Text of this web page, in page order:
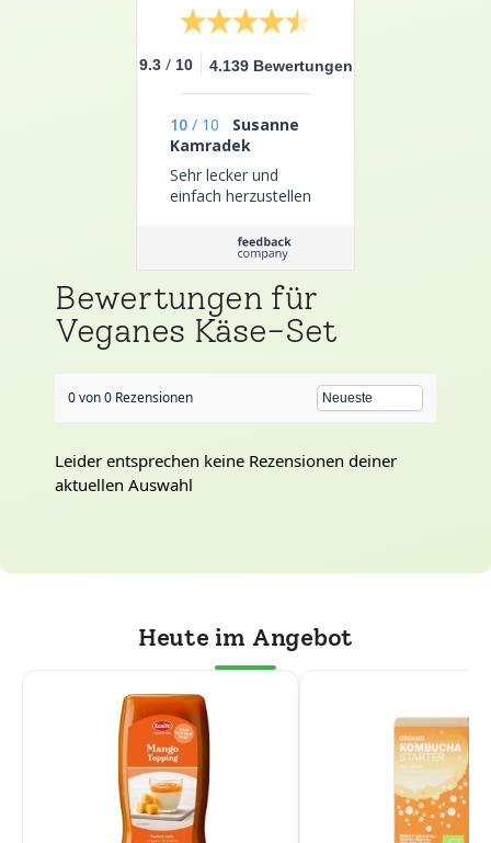
9.3 / 10 4.139 Bewertungen
10 / 10
Susanne
Kamradek
Sehr lecker und
einfach herzustellen
Bewertungen für
Veganes Käse-Set
0 von 0 Rezensionen
Leider entsprechen keine Rezensionen deiner
aktuellen Auswahl
Heute im Angebot